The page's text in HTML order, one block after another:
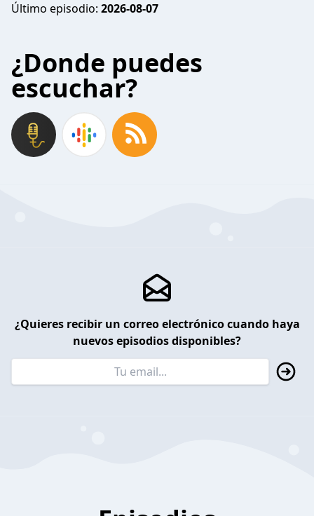
Último episodio: 2026-08-07
¿Donde puedes
escuchar?
¿Quieres recibir un correo electrónico cuando haya
nuevos episodios disponibles?